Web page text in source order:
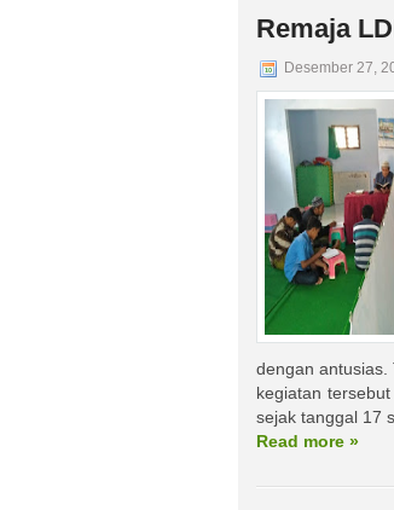
Remaja
Desember 27,
dengan antusias.
kegiatan
sejak tanggal 17
Read more »